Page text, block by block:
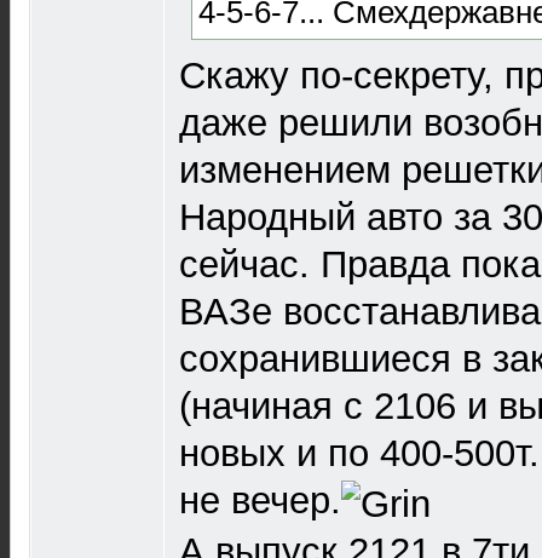
4-5-6-7...
Скажу по-секрету,
даже решили
изменением
Народный авто за
сейчас. Правда
ВАЗе
сохранившиеся в
(начиная с 2106 и
новых и по 400-
не вечер.